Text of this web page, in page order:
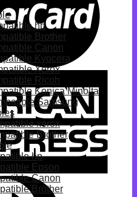
hp
Brother
Canon
Kyocera
Xerox
Ricoh
Konica Minolta
Samsung
xerox
Brother
hp
Epson
Canon
Brother